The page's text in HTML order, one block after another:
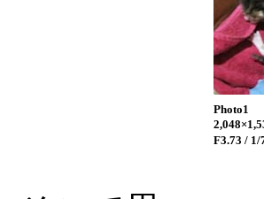
Photo1
F3.73 / 1/